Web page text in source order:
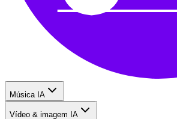
Música IA
Vídeo & imagem IA